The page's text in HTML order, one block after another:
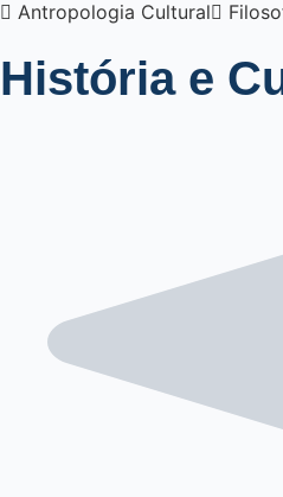
 Antropologia Cultural
História e